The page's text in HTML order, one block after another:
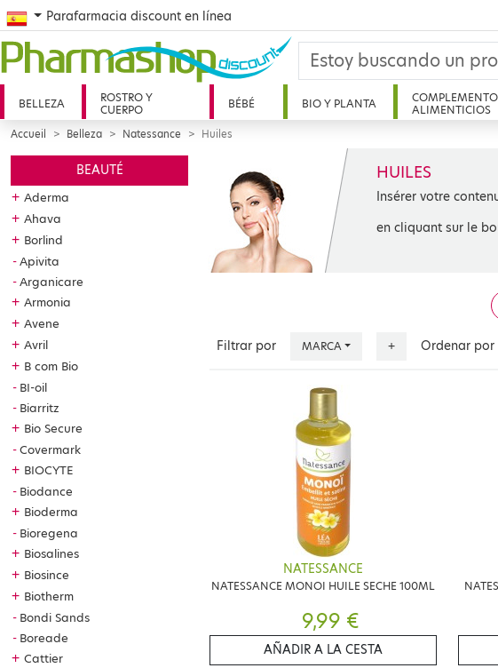
Spanish
Parafarmacia discount en línea
BELLEZA
ROSTRO Y
CUERPO
BÉBÉ BIO Y PLANTA
ALIMENTICIOS
Accueil Belleza Natessance Huiles
BEAUTÉ
+ Aderma
+ Ahava
+ Borlind
Apivita
Arganicare
+ Armonia
+ Avene
+ Avril
+ B com Bio
BI-oil
Biarritz
+ Bio Secure
Covermark
+ BIOCYTE
Biodance
+ Bioderma
Bioregena
+ Biosalines
+ Biosince
+ Biotherm
Bondi Sands
Boreade
+ Cattier
HUILES
Insérer votre
en cliquant sur le
Filtrar por MARCA + Ordenar por
NATESSANCE
NATESSANCE MONOI HUILE SECHE 100ML
9,99 €
AÑADIR A LA CESTA